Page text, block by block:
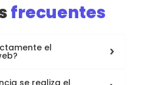
frecuentes
el
se realiza el